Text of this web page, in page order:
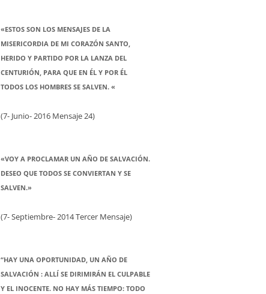
«ESTOS SON LOS MENSAJES DE LA
MISERICORDIA DE MI CORAZÓN SANTO,
HERIDO Y PARTIDO POR LA LANZA DEL
CENTURIÓN, PARA QUE EN ÉL Y POR ÉL
TODOS LOS HOMBRES SE SALVEN. «
(7- Junio- 2016 Mensaje 24)
«VOY A PROCLAMAR UN AÑO DE SALVACIÓN.
DESEO QUE TODOS SE CONVIERTAN Y SE
SALVEN.»
(7- Septiembre- 2014 Tercer Mensaje)
“HAY UNA OPORTUNIDAD, UN AÑO DE
SALVACIÓN : ALLÍ SE DIRIMIRÁN EL CULPABLE
Y EL INOCENTE. NO HAY MÁS TIEMPO: TODO